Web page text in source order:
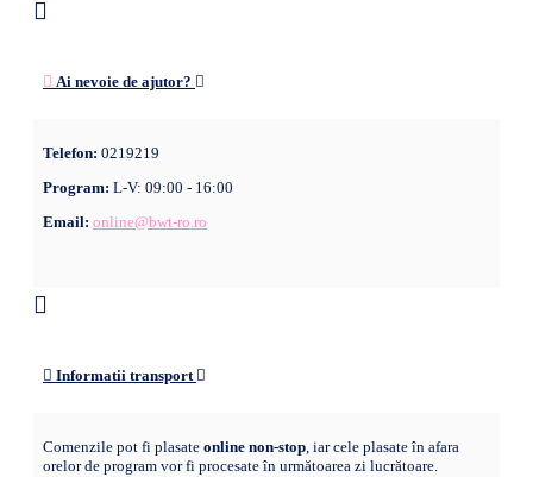
Ai nevoie de ajutor?
Telefon: 0219219
Program: L-V: 09:00 - 16:00
Email: online@bwt-ro.ro
Informatii transport
Comenzile pot fi plasate online non-stop, iar cele plasate în afara
orelor de program vor fi procesate în următoarea zi lucrătoare.